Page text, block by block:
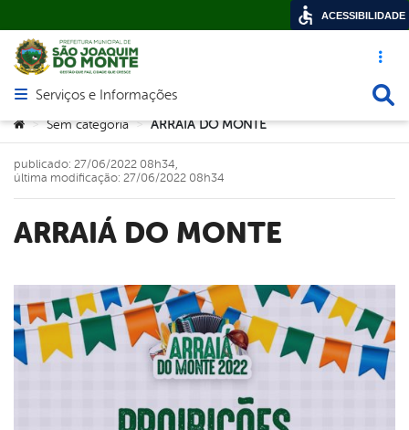
Acesso
Abrir menu principal de navegação
Serviços e Informações
Você está aqui:
> Sem categoria > ARRAIÁ DO MONTE
ARRAIÁ DO MONTE
publicado: 27/06/2022 08h34,
última modificação: 27/06/2022 08h34
ACESSIBILIDADE